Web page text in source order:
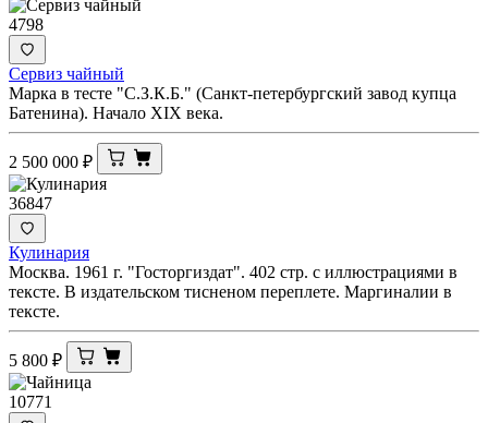
4798
Сервиз чайный
Марка в тесте "С.З.К.Б." (Санкт-петербургский завод купца
Батенина). Начало XIX века.
2 500 000 ₽
36847
Кулинария
Москва. 1961 г. "Госторгиздат". 402 стр. с иллюстрациями в
тексте. В издательском тисненом переплете. Маргиналии в
тексте.
5 800 ₽
10771